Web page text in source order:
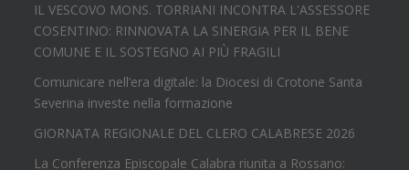
IL VESCOVO MONS. TORRIANI INCONTRA L'ASSESSORE
COSENTINO: RINNOVATA LA SINERGIA PER IL BENE
COMUNE E IL SOSTEGNO AI PIÙ FRAGILI
Comunicare nell’era digitale: la Diocesi di Crotone Santa
Severina investe nella formazione
GIORNATA REGIONALE DEL CLERO CALABRESE 2026
La Conferenza Episcopale Calabra riunita a Rossano: